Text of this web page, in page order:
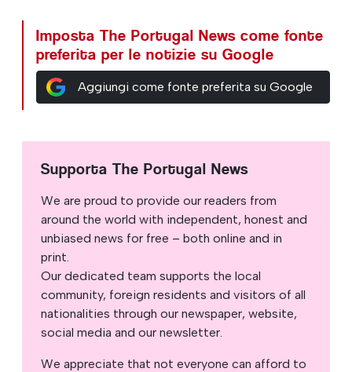
Imposta The Portugal News come fonte
preferita per le notizie su Google
Aggiungi come fonte preferita su Google
Supporta The Portugal News
We are proud to provide our readers from
around the world with independent, honest and
unbiased news for free – both online and in
print.
Our dedicated team supports the local
community, foreign residents and visitors of all
nationalities through our newspaper, website,
social media and our newsletter.
We appreciate that not everyone can afford to